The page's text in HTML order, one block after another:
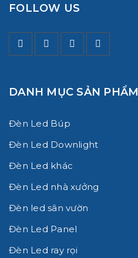
FOLLOW US
DANH MỤC SẢN PHẨM
Đèn Led Búp
Đèn Led Downlight
Đèn Led khác
Đèn Led nhà xưởng
Đèn led sân vườn
Đèn Led Panel
Đèn Led ray rọi